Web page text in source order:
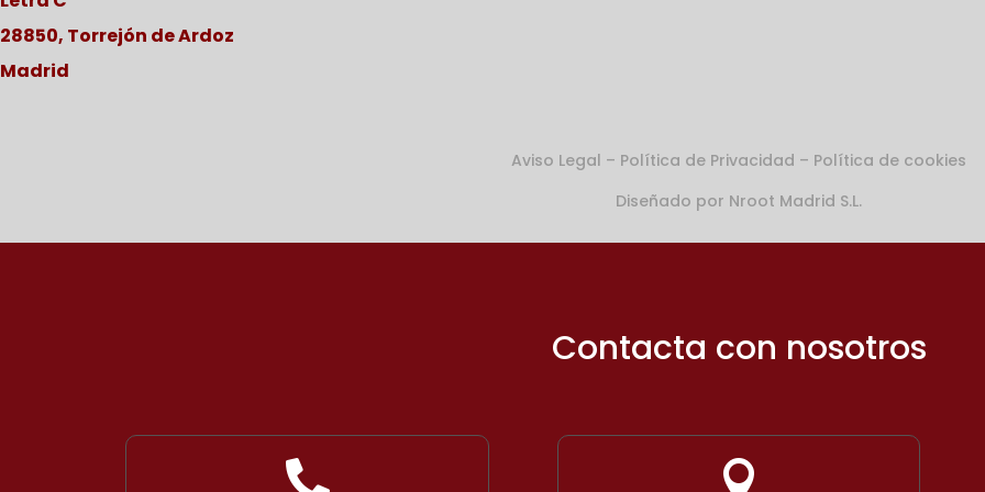
28850, Torrejón de Ardoz
Madrid
Aviso Legal – Política de Privacidad – Política de cookies
Diseñado por Nroot Madrid S.L.
Contacta con nosotros
 